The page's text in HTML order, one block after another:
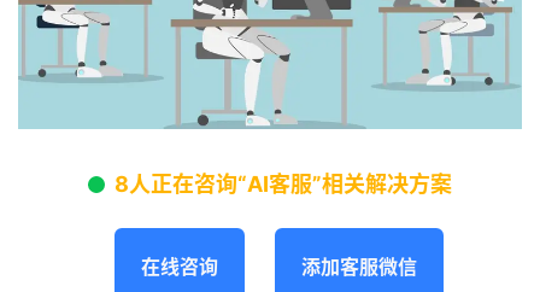
8人正在咨询“AI客服”相关解决方案
在线咨询 添加客服微信